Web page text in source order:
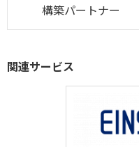
構築パートナー
関連サービス